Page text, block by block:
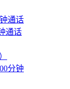
通话
通话
分钟